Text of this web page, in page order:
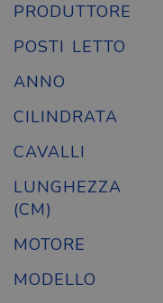
PRODUTTORE
POSTI LETTO
ANNO
CILINDRATA
CAVALLI
LUNGHEZZA
(CM)
MOTORE
MODELLO